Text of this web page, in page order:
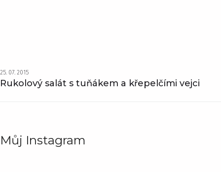
25. 07. 2015
Rukolový salát s tuňákem a křepelčími vejci
Můj Instagram